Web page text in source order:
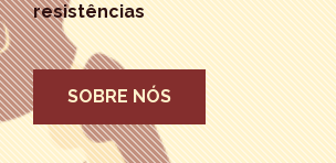
resistências
SOBRE NÓS